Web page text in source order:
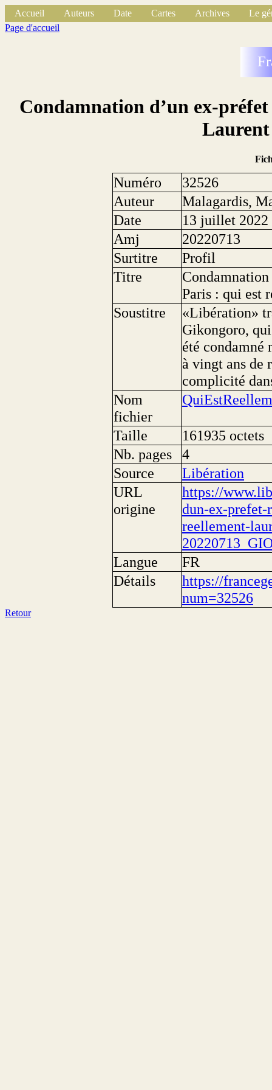
Accueil Auteurs Date Cartes Archives
Le
Page d'accueil
Condamnation d’un ex-
Numéro
32526
Auteur
Malagardis,
Date
13 juillet 2022
Amj
20220713
Surtitre
Profil
Titre
Paris : qui est
Soustitre
«Libération»
Gikongoro,
été condamné
à vingt ans de
complicité
Nom
fichier
Taille
161935 octets
Nb. pages
4
Source
Libération
URL
origine
https://
dun-ex-prefet-
reellement-
Langue
FR
Détails
https://
num=32526
Retour